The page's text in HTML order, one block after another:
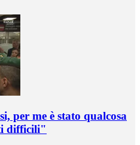
per me è stato qualcosa
difficili"